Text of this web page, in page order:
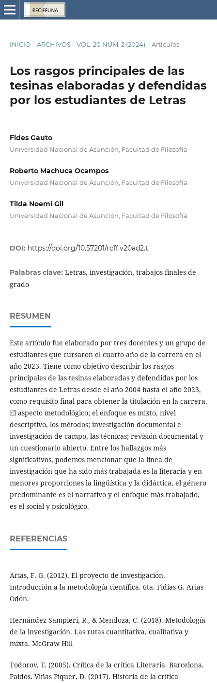
INICIO / ARCHIVOS / VOL. 20 NÚM. 2 (2024) / Artículos
Los rasgos principales de las
tesinas elaboradas y defendidas
por los estudiantes de Letras
Fides Gauto
Universidad Nacional de Asunción, Facultad de Filosofía
Roberto Machuca Ocampos
Universidad Nacional de Asunción, Facultad de Filosofía
Tilda Noemí Gil
Universidad Nacional de Asunción, Facultad de Filosofía
DOI: https://doi.org/10.57201/rcff.v20ad2.t
Palabras clave: Letras, investigación, trabajos finales de
grado
RESUMEN
Este artículo fue elaborado por tres docentes y un grupo de
estudiantes que cursaron el cuarto año de la carrera en el
año 2023. Tiene como objetivo describir los rasgos
principales de las tesinas elaboradas y defendidas por los
estudiantes de Letras desde el año 2004 hasta el año 2023,
como requisito final para obtener la titulación en la carrera.
El aspecto metodológico; el enfoque es mixto, nivel
descriptivo, los métodos; investigación documental e
investigación de campo, las técnicas; revisión documental y
un cuestionario abierto. Entre los hallazgos más
significativos, podemos mencionar que la línea de
investigación que ha sido más trabajada es la literaria y en
menores proporciones la lingüística y la didáctica, el género
predominante es el narrativo y el enfoque más trabajado,
es el social y psicológico.
REFERENCIAS
Arias, F. G. (2012). El proyecto de investigación.
Introducción a la metodología científica. 6ta. Fidias G. Arias
Odón.
Hernández-Sampieri, R., & Mendoza, C. (2018). Metodología
de la investigación. Las rutas cuantitativa, cualitativa y
mixta. McGraw Hill
Todorov, T. (2005). Crítica de la crítica Literaria. Barcelona.
Paidós. Viñas Piquer, D. (2017). Historia de la crítica